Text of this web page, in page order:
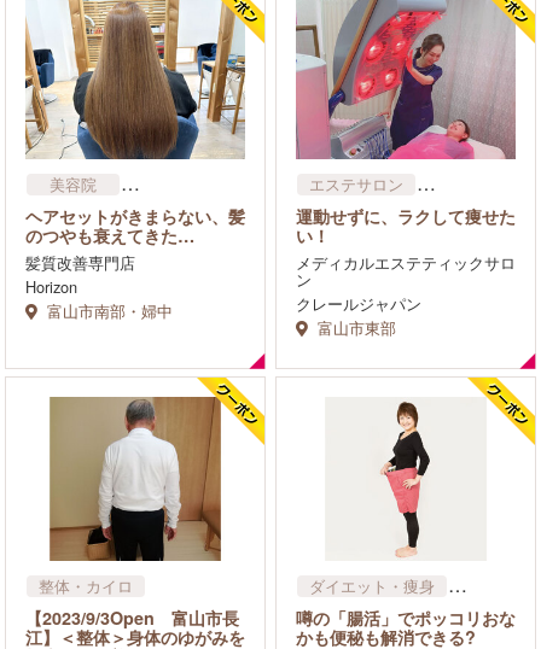
美容院
ネイルサロン
まつげサロン
リラクゼーション・マッサ
ージ
その他
ヘアセットがきまらない、髪
のつやも衰えてきた…
髪質改善専門店
Horizon
富山市南部・婦中
エステサロン
ダイエット・痩身
運動せずに、ラクして痩せた
い！
メディカルエステティックサロ
ン
クレールジャパン
富山市東部
整体・カイロ
【2023/9/3Open 富山市長
江】＜整体＞身体のゆがみを
ダイエット・痩身
漢方・サプリメント
噂の「腸活」でポッコリおな
かも便秘も解消できる?